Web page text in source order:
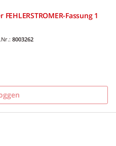
Fassung 1
8003262